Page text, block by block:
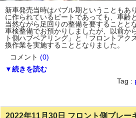
新車発売当時はバブル期ということもあ
に作られているビートであっても、車齢
当然ながら足回りの整備を要すること
車検整備でお預かりしましたが、以前か
ト側ハブベアリング」と「フロントアク
換作業を実施することとなりました。
コメント (0)
▼続きを読む
Tag :
2022年11月30日 フロント側ブレー